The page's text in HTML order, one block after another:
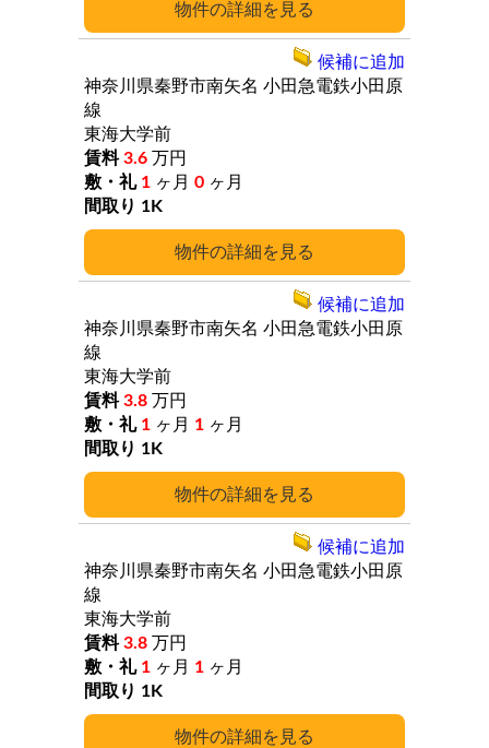
詳細
詳細
神奈川県秦野市南矢名 小田急電鉄小田原
線
東海大学前
3.6 万円
1 ヶ月 0 ヶ月
1K
候補に追加
詳細
神奈川県秦野市南矢名 小田急電鉄小田原
線
東海大学前
3.8 万円
1 ヶ月 1 ヶ月
1K
候補に追加
詳細
神奈川県秦野市南矢名 小田急電鉄小田原
線
東海大学前
3.8 万円
1 ヶ月 1 ヶ月
1K
候補に追加